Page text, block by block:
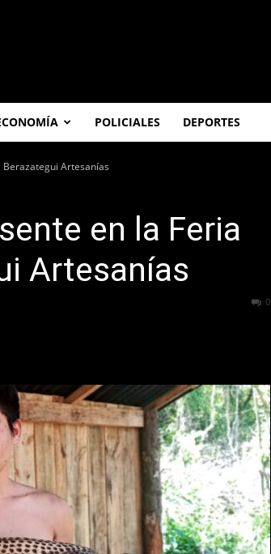
POLICIALES DEPORTES
Artesanías
en la Feria
Artesanías
0